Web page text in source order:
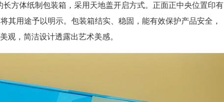
方体纸制包装箱，采用天地盖开启方式。正面正中央位置印有
其用途予以明示。包装箱结实、稳固，能有效保护产品安全，
观，简洁设计透露出艺术美感。